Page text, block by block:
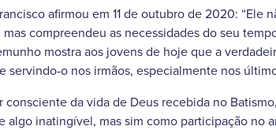
afirmou em 11 de outubro de 2020: “Ele
compreendeu as necessidades do seu
mostra aos jovens de hoje que a
servindo-o nos irmãos, especialmente nos
da vida de Deus recebida no
algo inatingível, mas sim como participação no